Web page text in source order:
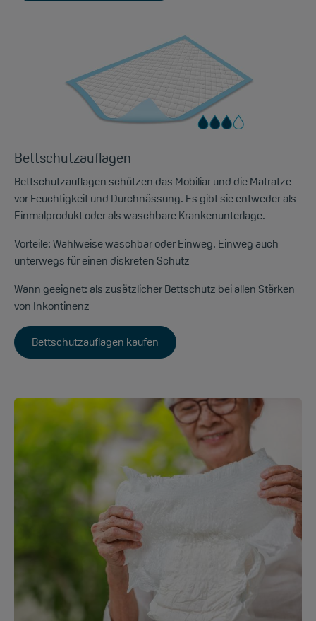
Bettschutzauflagen
Bettschutzauflagen schützen das Mobiliar und die Matratze
vor Feuchtigkeit und Durchnässung. Es gibt sie entweder als
Einmalprodukt oder als waschbare Krankenunterlage.
Vorteile:Wahlweise waschbar oder Einweg. Einweg auch
unterwegs für einen diskreten Schutz
Wann geeignet:als zusätzlicher Bettschutz bei allen Stärken
von Inkontinenz
Bettschutzauflagen kaufen